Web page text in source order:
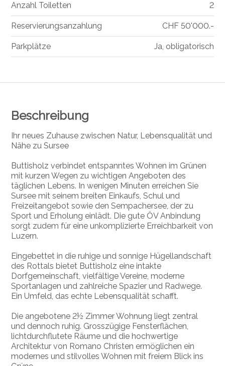
Beschreibung
Ihr neues Zuhause zwischen Natur, Lebensqualität und
Nähe zu Sursee
Buttisholz verbindet entspanntes Wohnen im Grünen
mit kurzen Wegen zu wichtigen Angeboten des
täglichen Lebens. In wenigen Minuten erreichen Sie
Sursee mit seinem breiten Einkaufs, Schul und
Freizeitangebot sowie den Sempachersee, der zu
Sport und Erholung einlädt. Die gute ÖV Anbindung
sorgt zudem für eine unkomplizierte Erreichbarkeit von
Luzern.
Eingebettet in die ruhige und sonnige Hügellandschaft
des Rottals bietet Buttisholz eine intakte
Dorfgemeinschaft, vielfältige Vereine, moderne
Sportanlagen und zahlreiche Spazier und Radwege.
Ein Umfeld, das echte Lebensqualität schafft.
Die angebotene 2½ Zimmer Wohnung liegt zentral
und dennoch ruhig. Grosszügige Fensterflächen,
lichtdurchflutete Räume und die hochwertige
Architektur von Romano Christen ermöglichen ein
modernes und stilvolles Wohnen mit freiem Blick ins
Anzahl Toiletten 2
Reservierungsanzahlung CHF 50'000.-
Parkplätze Ja, obligatorisch